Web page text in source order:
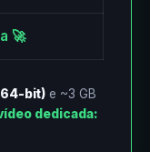
🚀
bit) e ~3 GB
dedicada: